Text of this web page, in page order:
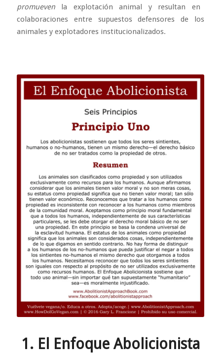
promuevenla explotación animal y resultan en
colaboraciones entre supuestos defensores de los
animales y explotadores institucionalizados.
1. El Enfoque Abolicionista